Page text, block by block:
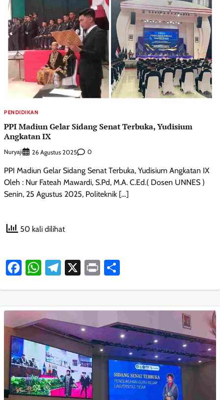
PENDIDIKAN
PPI Madiun Gelar Sidang Senat Terbuka, Yudisium
Angkatan IX
Nuryaji 26 Agustus 2025 0
PPI Madiun Gelar Sidang Senat Terbuka, Yudisium Angkatan IX
Oleh : Nur Fateah Mawardi, S.Pd, M.A. C.Ed.( Dosen UNNES )
Senin, 25 Agustus 2025, Politeknik […]
50 kali dilihat
Facebook
WhatsApp
Telegram
X Print